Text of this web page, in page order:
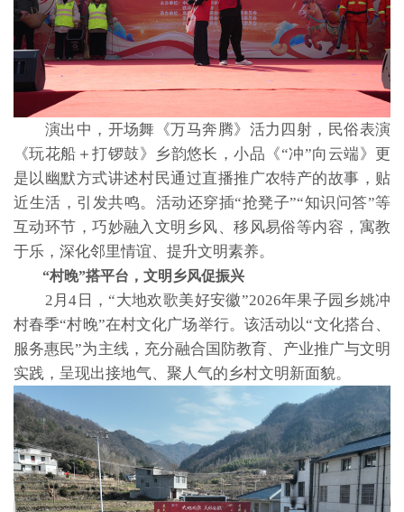
演出中，开场舞《万马奔腾》活力四射，民俗表演
《玩花船＋打锣鼓》乡韵悠长，小品《“冲”向云端》更
是以幽默方式讲述村民通过直播推广农特产的故事，贴
近生活，引发共鸣。活动还穿插“抢凳子”“知识问答”等
互动环节，巧妙融入文明乡风、移风易俗等内容，寓教
于乐，深化邻里情谊、提升文明素养。
“村晚”搭平台，文明乡风促振兴
2月4日，“大地欢歌美好安徽”2026年果子园乡姚冲
村春季“村晚”在村文化广场举行。该活动以“文化搭台、
服务惠民”为主线，充分融合国防教育、产业推广与文明
实践，呈现出接地气、聚人气的乡村文明新面貌。